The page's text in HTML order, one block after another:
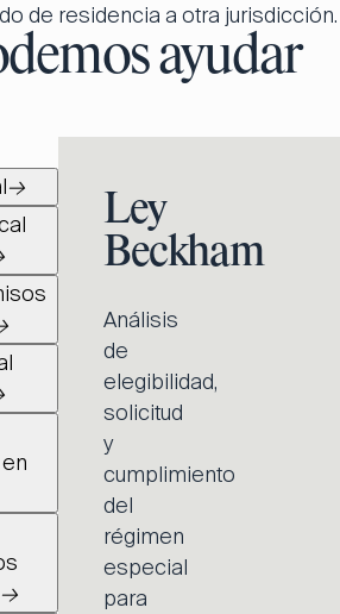
de residencia a otra jurisdicción.
ayudar
→
→
Ley
Beckham
Análisis
de
elegibilidad,
solicitud
y
cumplimiento
del
régimen
especial
para